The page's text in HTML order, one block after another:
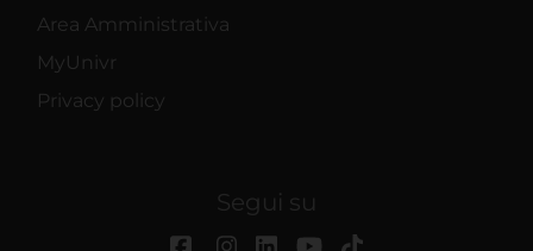
Area Amministrativa
MyUnivr
Privacy policy
Segui su